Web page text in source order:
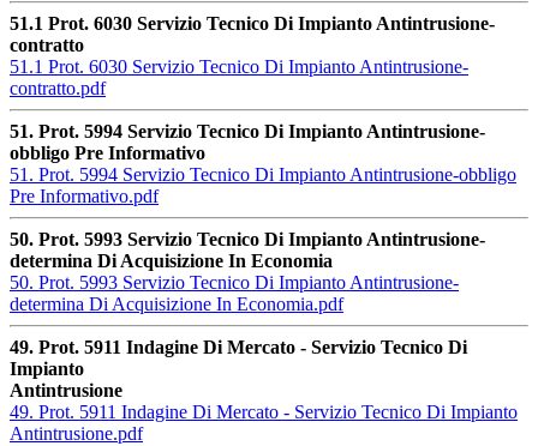
51.1 Prot. 6030 Servizio Tecnico Di Impianto Antintrusione-
contratto
51.1 Prot. 6030 Servizio Tecnico Di Impianto Antintrusione-
contratto.pdf
51. Prot. 5994 Servizio Tecnico Di Impianto Antintrusione-
obbligo Pre Informativo
51. Prot. 5994 Servizio Tecnico Di Impianto Antintrusione-obbligo
Pre Informativo.pdf
50. Prot. 5993 Servizio Tecnico Di Impianto Antintrusione-
determina Di Acquisizione In Economia
50. Prot. 5993 Servizio Tecnico Di Impianto Antintrusione-
determina Di Acquisizione In Economia.pdf
49. Prot. 5911 Indagine Di Mercato - Servizio Tecnico Di
Impianto
Antintrusione
49. Prot. 5911 Indagine Di Mercato - Servizio Tecnico Di Impianto
Antintrusione.pdf